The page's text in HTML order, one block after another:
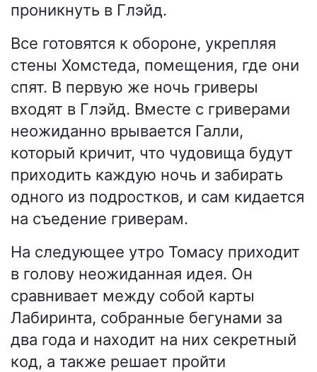
проникнуть в Глэйд.
Все готовятся к обороне, укрепляя
стены Хомстеда, помещения, где они
спят. В первую же ночь гриверы
входят в Глэйд. Вместе с гриверами
неожиданно врывается Галли,
который кричит, что чудовища будут
приходить каждую ночь и забирать
одного из подростков, и сам кидается
на съедение гриверам.
На следующее утро Томасу приходит
в голову неожиданная идея. Он
сравнивает между собой карты
Лабиринта, собранные бегунами за
два года и находит на них секретный
код, а также решает пройти